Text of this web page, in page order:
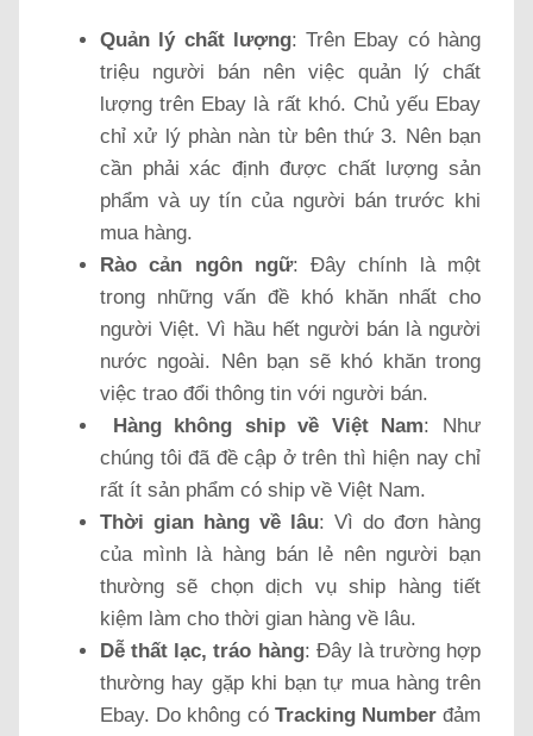
Quản lý chất lượng: Trên Ebay có hàng
triệu người bán nên việc quản lý chất
lượng trên Ebay là rất khó. Chủ yếu Ebay
chỉ xử lý phàn nàn từ bên thứ 3. Nên bạn
cần phải xác định được chất lượng sản
phẩm và uy tín của người bán trước khi
mua hàng.
Rào cản ngôn ngữ: Đây chính là một
trong những vấn đề khó khăn nhất cho
người Việt. Vì hầu hết người bán là người
nước ngoài. Nên bạn sẽ khó khăn trong
việc trao đổi thông tin với người bán.
Hàng không ship về Việt Nam: Như
chúng tôi đã đề cập ở trên thì hiện nay chỉ
rất ít sản phẩm có ship về Việt Nam.
Thời gian hàng về lâu: Vì do đơn hàng
của mình là hàng bán lẻ nên người bạn
thường sẽ chọn dịch vụ ship hàng tiết
kiệm làm cho thời gian hàng về lâu.
Dễ thất lạc, tráo hàng: Đây là trường hợp
thường hay gặp khi bạn tự mua hàng trên
Ebay. Do không có Tracking Numberđảm